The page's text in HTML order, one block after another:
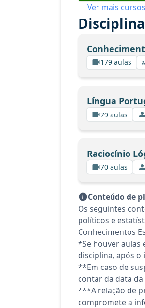
Ver mais
179 aulas
Língua
79 aulas
Raciocínio
70 aulas
Conteúdo de
Os seguintes
políticos e
Conhecimentos
*Se houver aulas
disciplina, após o
**Em caso de
contar da data
***A relação de
compromete a